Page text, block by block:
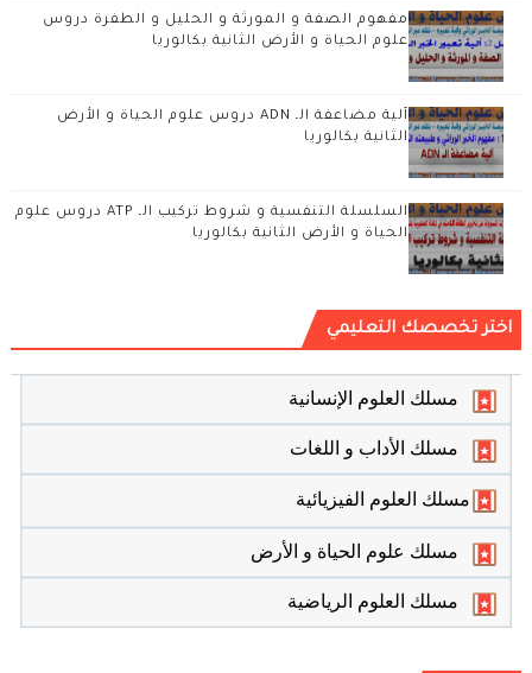
مفهوم الصفة و المورثة و الحليل و الطفرة دروس
علوم الحياة و الأرض الثانية بكالوريا
آلية مضاعفة الـ ADN دروس علوم الحياة و الأرض
الثانية بكالوريا
السلسلة التنفسية و شروط تركيب الـ ATP دروس علوم
الحياة و الأرض الثانية بكالوريا
اختر تخصصك التعليمي
مسلك العلوم الإنسانية
مسلك الأداب و اللغات
مسلك العلوم الفيزيائية
مسلك علوم الحياة و الأرض
مسلك العلوم الرياضية